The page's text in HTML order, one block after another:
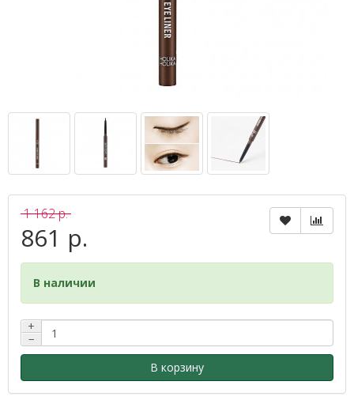
1 162 р.
861 р.
В наличии
+
−
В корзину